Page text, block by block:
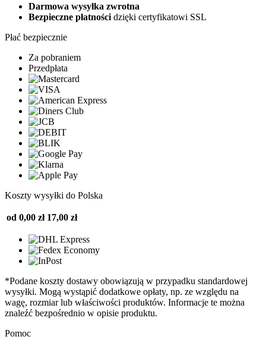
Darmowa wysyłka zwrotna
Bezpieczne płatności dzięki certyfikatowi SSL
Płać bezpiecznie
Za pobraniem
Przedpłata
Koszty wysyłki do Polska
od 0,00 zł 17,00 zł
*Podane koszty dostawy obowiązują w przypadku standardowej
wysyłki. Mogą wystąpić dodatkowe opłaty, np. ze względu na
wagę, rozmiar lub właściwości produktów. Informacje te można
znaleźć bezpośrednio w opisie produktu.
Pomoc